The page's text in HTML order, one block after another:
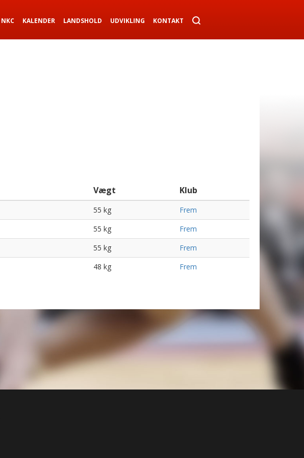
NKC KALENDER LANDSHOLD UDVIKLING KONTAKT
Vægt Klub
55 kg
Frem
55 kg
Frem
55 kg
Frem
48 kg Frem